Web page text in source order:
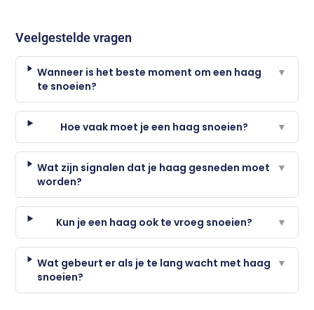
Veelgestelde vragen
Wanneer is het beste moment om een haag
te snoeien?
▼
Hoe vaak moet je een haag snoeien? ▼
Wat zijn signalen dat je haag gesneden moet
worden?
▼
Kun je een haag ook te vroeg snoeien? ▼
Wat gebeurt er als je te lang wacht met haag
snoeien?
▼